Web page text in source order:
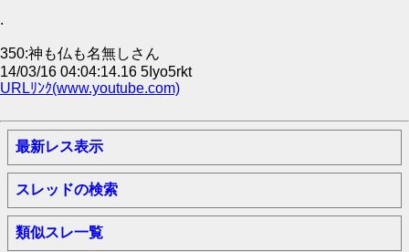
.
350:神も仏も名無しさん
14/03/16 04:04:14.16 5Iyo5rkt
URLﾘﾝｸ(www.youtube.com)
最新レス表示
スレッドの検索
類似スレ一覧